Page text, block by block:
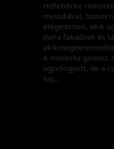
Hófehérke
melódiával,
elégedetlen, akik
dalra fakadnak és
A mostoha gonosz.
ügyefogyott, de a
haj....